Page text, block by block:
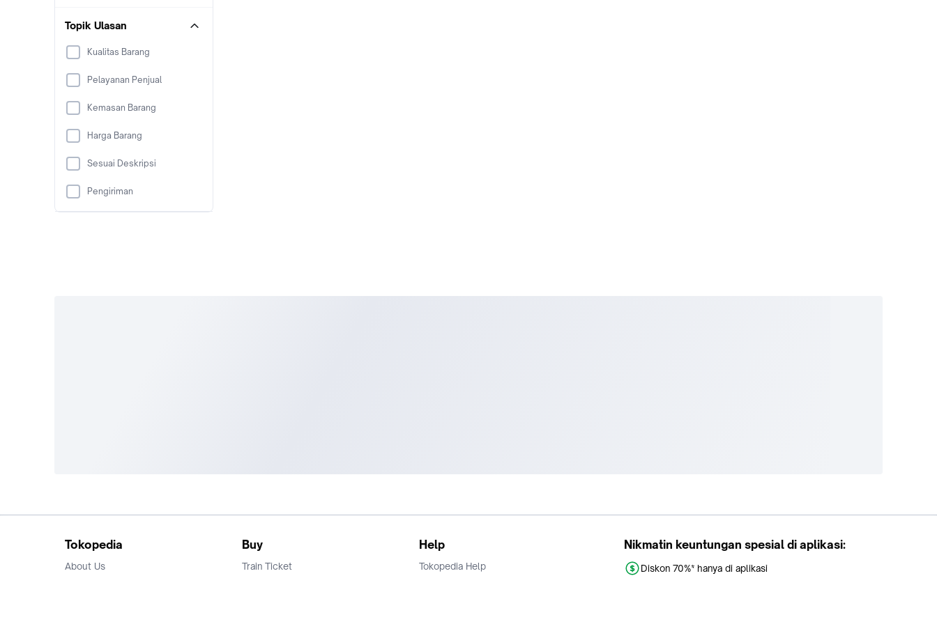
Topik Ulasan
Kualitas Barang
Pelayanan Penjual
Kemasan Barang
Harga Barang
Sesuai Deskripsi
Pengiriman
Tokopedia
About Us
Buy
Train Ticket
Help
Tokopedia Help
Nikmatin keuntungan spesial di aplikasi:
Diskon 70%* hanya di aplikasi